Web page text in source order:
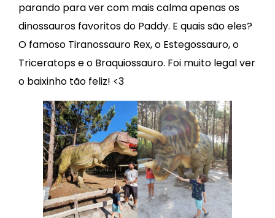
parando para ver com mais calma apenas os
dinossauros favoritos do Paddy. E quais são eles?
O famoso Tiranossauro Rex, o Estegossauro, o
Triceratops e o Braquiossauro. Foi muito legal ver
o baixinho tão feliz! <3